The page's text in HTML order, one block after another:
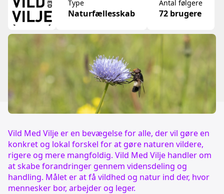
Type
Naturfællesskab
Antal følgere
72 brugere
Vild Med Vilje er en bevægelse for alle, der vil gøre en
konkret og lokal forskel for at gøre naturen vildere,
rigere og mere mangfoldig. Vild Med Vilje handler om
at skabe forandringer gennem vidensdeling og
handling. Målet er at få vildhed og natur ind der, hvor
mennesker bor, arbejder og leger.